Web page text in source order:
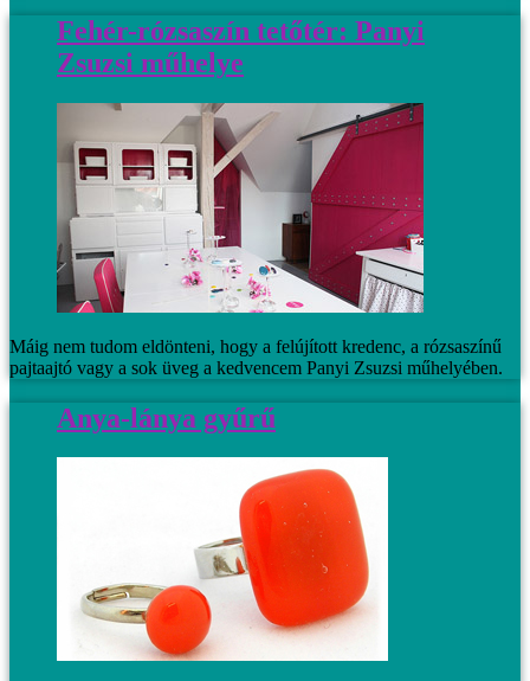
Fehér-rózsaszín tetőtér: Panyi
Zsuzsi műhelye
Máig nem tudom eldönteni, hogy a felújított kredenc, a rózsaszínű
pajtaajtó vagy a sok üveg a kedvencem Panyi Zsuzsi műhelyében.
Anya-lánya gyűrű